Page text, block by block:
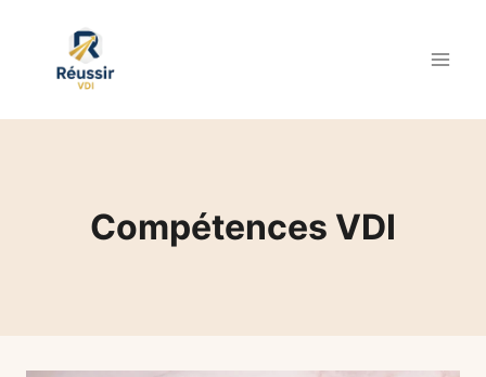
contenu
Compétences VDI